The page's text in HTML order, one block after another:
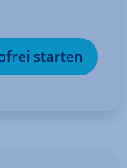
starten